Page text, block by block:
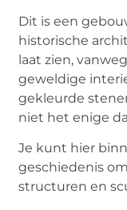
Dit is een
historische
laat zien,
geweldige
gekleurde
niet het enige
Je kunt hier
geschiedenis
structuren en